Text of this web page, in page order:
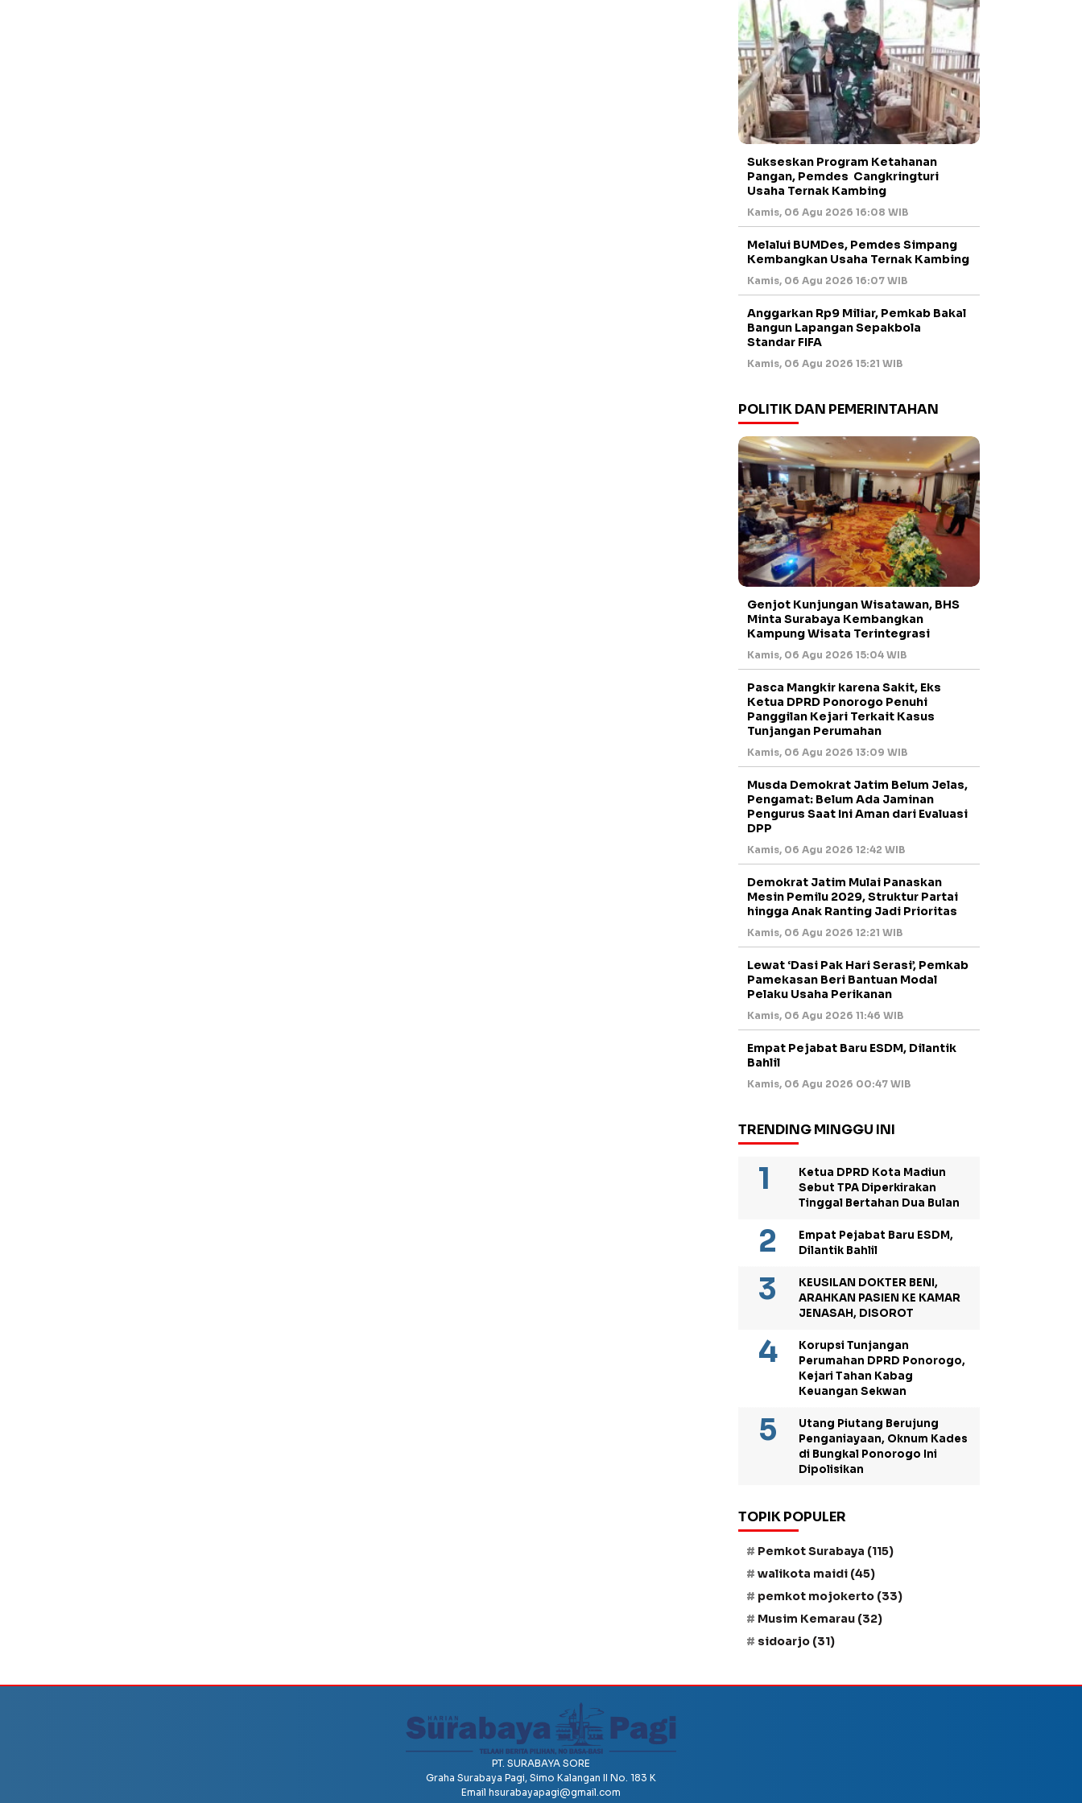
Sukseskan Program Ketahanan
Pangan, Pemdes Cangkringturi
Usaha Ternak Kambing
Kamis, 06 Agu 2026 16:08 WIB
Melalui BUMDes, Pemdes Simpang
Kembangkan Usaha Ternak Kambing
Kamis, 06 Agu 2026 16:07 WIB
Anggarkan Rp9 Miliar, Pemkab Bakal
Bangun Lapangan Sepakbola
Standar FIFA
Kamis, 06 Agu 2026 15:21 WIB
POLITIK DAN PEMERINTAHAN
Genjot Kunjungan Wisatawan, BHS
Minta Surabaya Kembangkan
Kampung Wisata Terintegrasi
Kamis, 06 Agu 2026 15:04 WIB
Pasca Mangkir karena Sakit, Eks
Ketua DPRD Ponorogo Penuhi
Panggilan Kejari Terkait Kasus
Tunjangan Perumahan
Kamis, 06 Agu 2026 13:09 WIB
Musda Demokrat Jatim Belum Jelas,
Pengamat: Belum Ada Jaminan
Pengurus Saat Ini Aman dari Evaluasi
DPP
Kamis, 06 Agu 2026 12:42 WIB
Demokrat Jatim Mulai Panaskan
Mesin Pemilu 2029, Struktur Partai
hingga Anak Ranting Jadi Prioritas
Kamis, 06 Agu 2026 12:21 WIB
Lewat ‘Dasi Pak Hari Serasi’, Pemkab
Pamekasan Beri Bantuan Modal
Pelaku Usaha Perikanan
Kamis, 06 Agu 2026 11:46 WIB
Empat Pejabat Baru ESDM, Dilantik
Bahlil
Kamis, 06 Agu 2026 00:47 WIB
TRENDING MINGGU INI
Ketua DPRD Kota Madiun
Sebut TPA Diperkirakan
Tinggal Bertahan Dua Bulan
Empat Pejabat Baru ESDM,
Dilantik Bahlil
KEUSILAN DOKTER BENI,
ARAHKAN PASIEN KE KAMAR
JENASAH, DISOROT
Korupsi Tunjangan
Perumahan DPRD Ponorogo,
Kejari Tahan Kabag
Keuangan Sekwan
Utang Piutang Berujung
Penganiayaan, Oknum Kades
di Bungkal Ponorogo Ini
Dipolisikan
TOPIK POPULER
Pemkot Surabaya (115)
walikota maidi (45)
pemkot mojokerto (33)
Musim Kemarau (32)
sidoarjo (31)
PT. SURABAYA SORE
Graha Surabaya Pagi, Simo Kalangan II No. 183 K
Email hsurabayapagi@gmail.com